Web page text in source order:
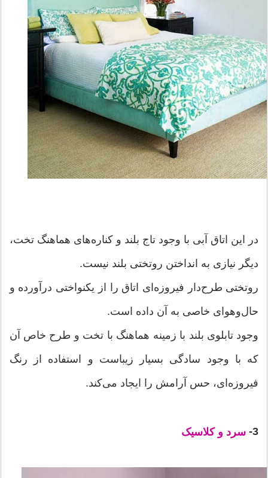
در این اتاق آبی با وجود تاج بلند و کناره‌های هماهنگ تخت،
دیگر نیازی به انداختن روتختی بلند نیست.
روتختی طرح‌دار فیروزه‌ای اتاق را از یکنواختی درآورده و
حال‌وهوای خاصی به آن داده است.
وجود تابلوی بلند با زمینه هماهنگ با تخت و طرح خاص آن
که با وجود سادگی بسیار زیباست و استفاده از رنگ
فیروزه‌ای، حس آرامش را ایجاد می‌کند.
3- سرد و کلاسیک